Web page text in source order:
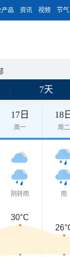
产品 资讯 视频 节气
7天
17日
周一
18
周二
阴转雨 雨
30°C